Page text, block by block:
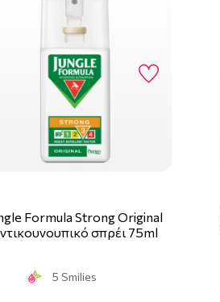
Formula Strong Original
σπρέι 75ml
5 Smilies